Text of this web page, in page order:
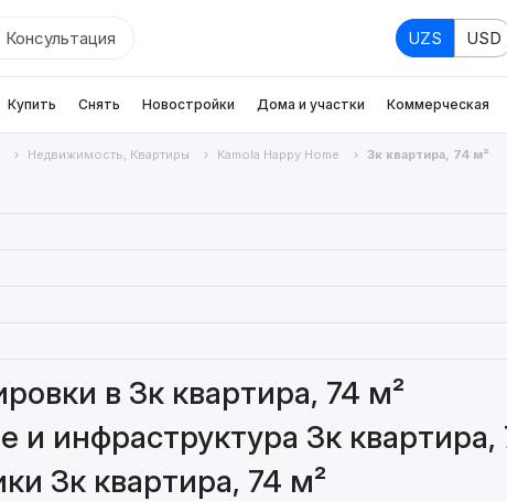
Консультация UZS USD
Купить Снять Новостройки Дома и участки Коммерческая
Недвижимость, Квартиры Kamola Happy Home 3к квартира, 74 м²
в 3к квартира, 74 м²
и инфраструктура 3к квартира,
3к квартира, 74 м²